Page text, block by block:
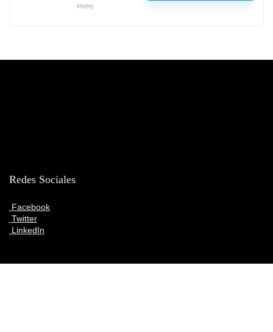
mes
Redes Sociales
Facebook
Twitter
LinkedIn